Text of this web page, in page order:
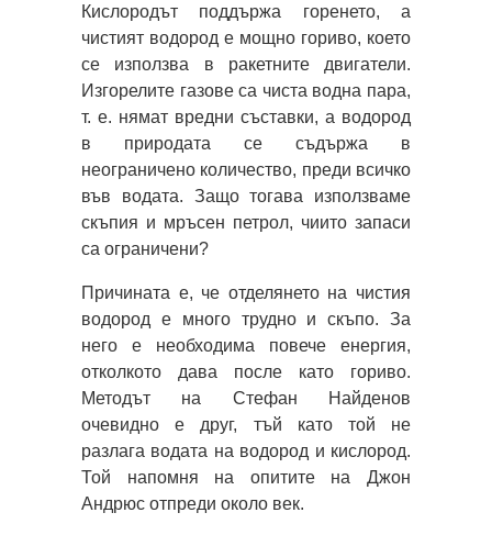
Кислородът поддържа горенето, а
чистият водород е мощно гориво, което
се използва в ракетните двигатели.
Изгорелите газове са чиста водна пара,
т. е. нямат вредни съставки, а водород
в природата се съдържа в
неограничено количество, преди всичко
във водата. Защо тогава използваме
скъпия и мръсен петрол, чиито запаси
са ограничени?
Причината е, че отделянето на чистия
водород е много трудно и скъпо. За
него е необходима повече енергия,
отколкото дава после като гориво.
Методът на Стефан Найденов
очевидно е друг, тъй като той не
разлага водата на водород и кислород.
Той напомня на опитите на Джон
Андрюс отпреди около век.